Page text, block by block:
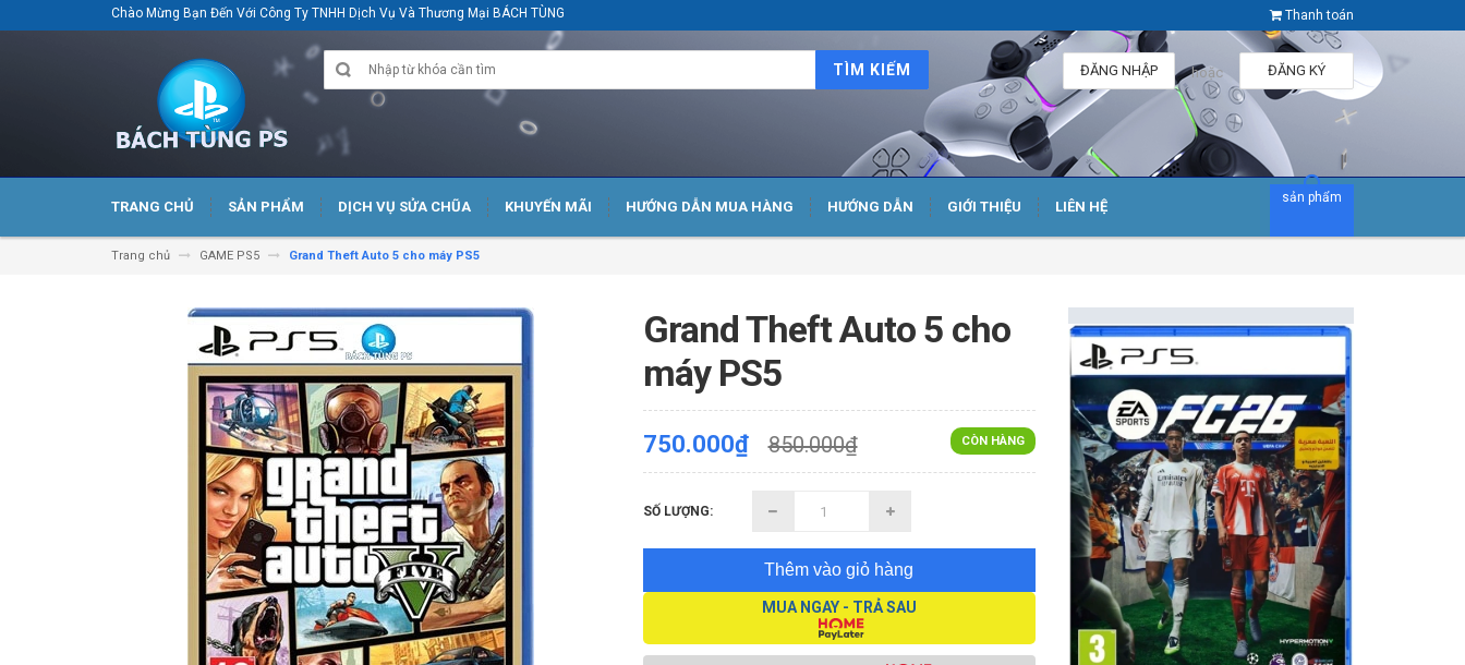
Chào Mừng Bạn Đến Với Công Ty TNHH Dịch Vụ Và Thương Mại BÁCH TÙNG Thanh toán
TÌM KIẾM ĐĂNG KÝ
hoặc
ĐĂNG NHẬP
TRANG CHỦ SẢN PHẨM DỊCH VỤ SỬA CHŨA KHUYẾN MÃI HƯỚNG DẪN MUA HÀNG HƯỚNG DẪN GIỚI THIỆU LIÊN HỆ
sản phẩm
Trang chủ GAME PS5 Grand Theft Auto 5 cho máy PS5
Grand Theft Auto 5 cho
máy PS5
CÒN HÀNG
750.000₫ 850.000₫
SỐ LƯỢNG:
Thêm vào giỏ hàng
MUA NGAY - TRẢ SAU